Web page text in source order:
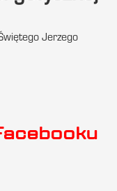
Jerzego